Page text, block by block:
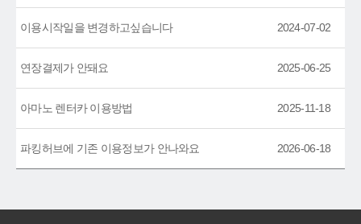
이용시작일을 변경하고싶습니다 2024-07-02
연장결제가 안돼요 2025-06-25
아마노 렌터카 이용방법 2025-11-18
파킹허브에 기존 이용정보가 안나와요 2026-06-18